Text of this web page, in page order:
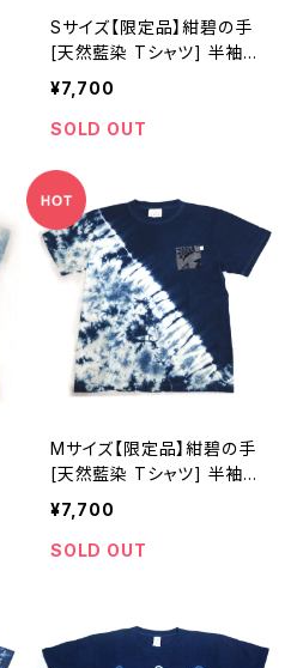
Sサイズ【限定品】紺碧の手
[天然藍染 Tシャツ] 半袖
全体染め※職人手染め
¥7,700
SOLD OUT
Mサイズ【限定品】紺碧の手
[天然藍染 Tシャツ] 半袖
片側絞り染め(肩から裾) ※
職人手染め
¥7,700
SOLD OUT